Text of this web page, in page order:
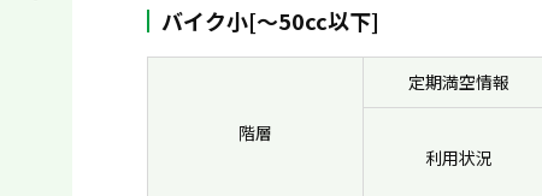
バイク小[〜50cc以下]
階層
定期満空情報
利用状況